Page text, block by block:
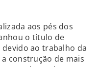
aos pés dos
o título de
devido ao trabalho da
construção de mais